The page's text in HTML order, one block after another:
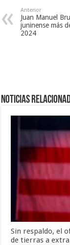
Anterior
Juan Manuel
juninense más
2024
Noticias
Sin respaldo, el
de tierras a